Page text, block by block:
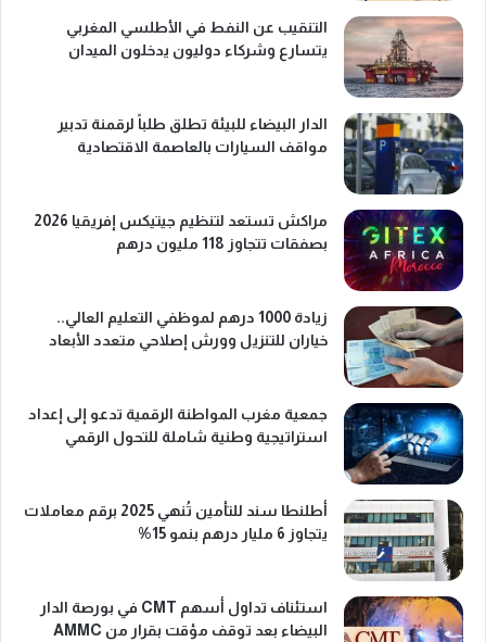
التنقيب عن النفط في الأطلسي المغربي
يتسارع وشركاء دوليون يدخلون الميدان
الدار البيضاء للبيئة تطلق طلباً لرقمنة تدبير
مواقف السيارات بالعاصمة الاقتصادية
مراكش تستعد لتنظيم جيتيكس إفريقيا 2026
بصفقات تتجاوز 118 مليون درهم
زيادة 1000 درهم لموظفي التعليم العالي..
خياران للتنزيل وورش إصلاحي متعدد الأبعاد
جمعية مغرب المواطنة الرقمية تدعو إلى إعداد
استراتيجية وطنية شاملة للتحول الرقمي
أطلنطا سند للتأمين تُنهي 2025 برقم معاملات
يتجاوز 6 مليار درهم بنمو 15%
استئناف تداول أسهم CMT في بورصة الدار
البيضاء بعد توقف مؤقت بقرار من AMMC